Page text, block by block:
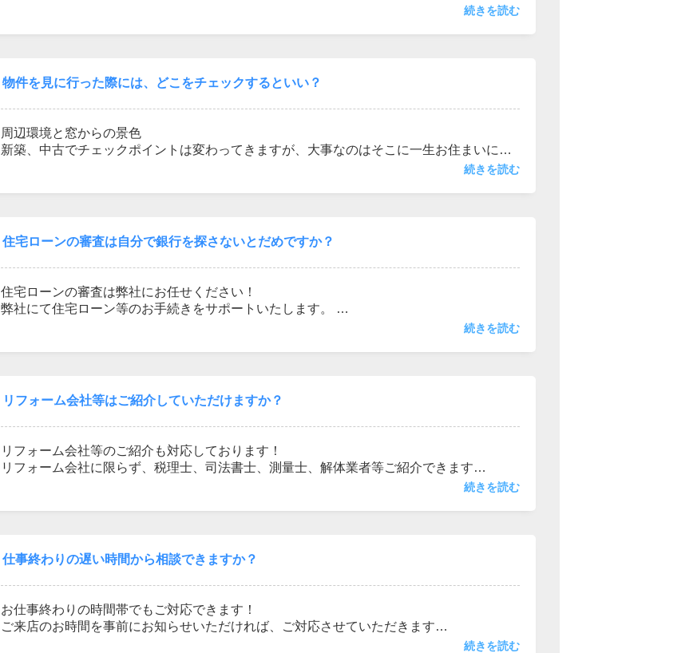
リノベーションをして好みのお家を作っていくスタイルですと中古物件がオススメです。
続きを読む
物件を見に行った際には、どこをチェックするといい？
周辺環境と窓からの景色
新築、中古でチェックポイントは変わってきますが、大事なのはそこに一生お住まいにな
るという視点で見ることだと思います。そこのお家で毎日寝て起きてをするわけですの
続きを読む
住宅ローンの審査は自分で銀行を探さないとだめですか？
住宅ローンの審査は弊社にお任せください！
弊社にて住宅ローン等のお手続きをサポートいたします。
必要書類のご案内や、お手続き等のご融資実行までしっかりとサポートいたしますのでご
続きを読む
リフォーム会社等はご紹介していただけますか？
リフォーム会社等のご紹介も対応しております！
リフォーム会社に限らず、税理士、司法書士、測量士、解体業者等ご紹介できます。
続きを読む
仕事終わりの遅い時間から相談できますか？
お仕事終わりの時間帯でもご対応できます！
ご来店のお時間を事前にお知らせいただければ、ご対応させていただきます。
続きを読む